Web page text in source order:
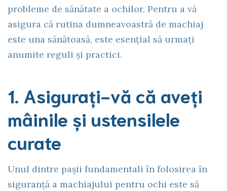
probleme de sănătate a ochilor. Pentru a vă
asigura că rutina dumneavoastră de machiaj
este una sănătoasă, este esențial să urmați
anumite reguli și practici.
1. Asigurați-vă că aveți
mâinile și ustensilele
curate
Unul dintre pașii fundamentali în folosirea în
siguranță a machiajului pentru ochi este să